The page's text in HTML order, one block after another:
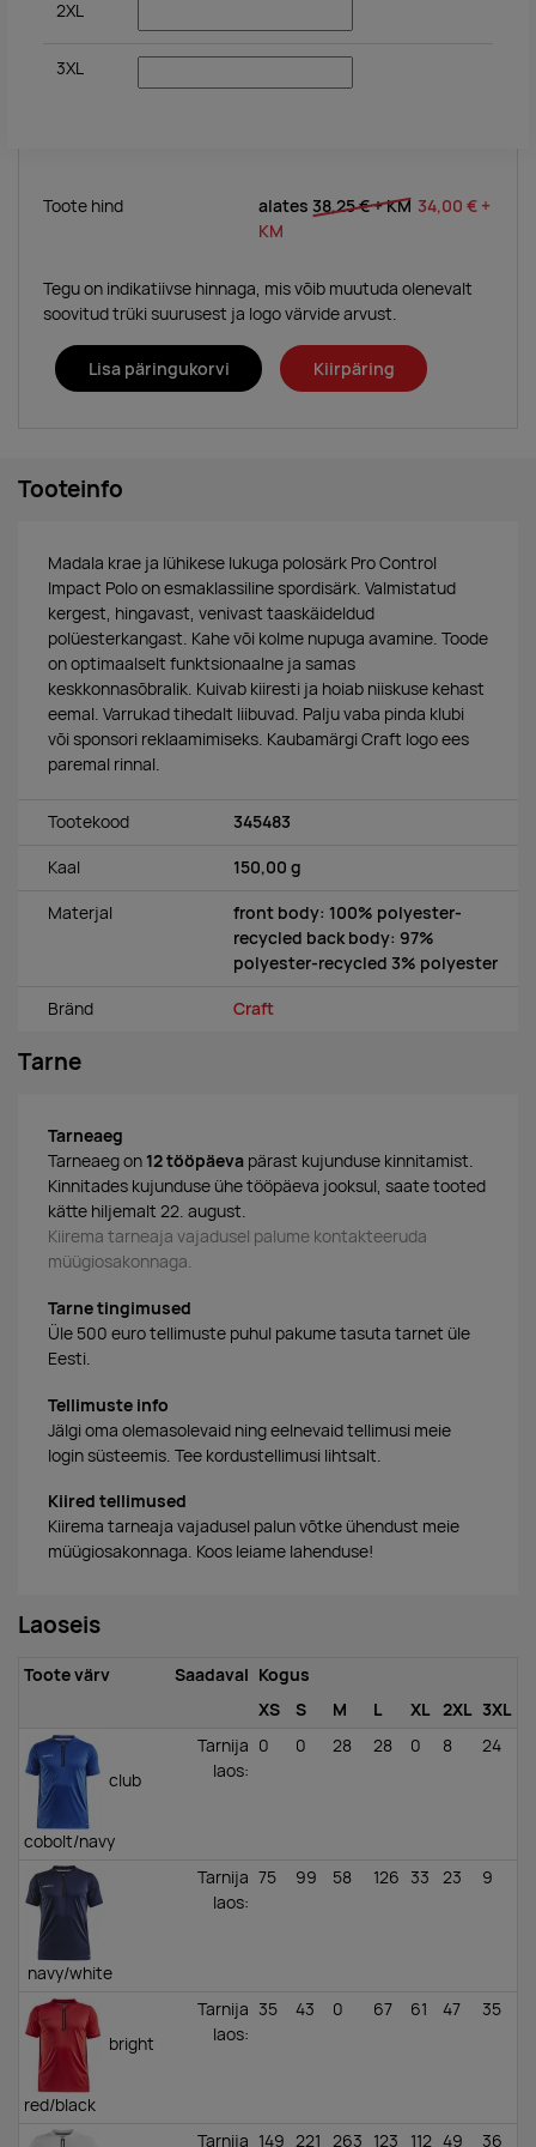
2XL
3XL
Toote hind alates 38,25 €+ KM 34,00 € +
KM
Tegu on indikatiivse hinnaga, mis võib muutuda olenevalt
soovitud trüki suurusest ja logo värvide arvust.
Lisa päringukorvi Kiirpäring
Tooteinfo
Madala krae ja lühikese lukuga polosärk Pro Control
Impact Polo on esmaklassiline spordisärk. Valmistatud
kergest, hingavast, venivast taaskäideldud
polüesterkangast. Kahe või kolme nupuga avamine. Toode
on optimaalselt funktsionaalne ja samas
keskkonnasõbralik. Kuivab kiiresti ja hoiab niiskuse kehast
eemal. Varrukad tihedalt liibuvad. Palju vaba pinda klubi
või sponsori reklaamimiseks. Kaubamärgi Craft logo ees
paremal rinnal.
Tootekood 345483
Kaal 150,00 g
Materjal
front body: 100% polyester-
recycled back body: 97%
polyester-recycled 3% polyester
Bränd Craft
Tarne
Tarneaeg
Tarneaeg on 12 tööpäeva pärast kujunduse kinnitamist.
Kinnitades kujunduse ühe tööpäeva jooksul, saate tooted
kätte hiljemalt 22. august.
Kiirema tarneaja vajadusel palume kontakteeruda
müügiosakonnaga.
Tarne tingimused
Üle 500 euro tellimuste puhul pakume tasuta tarnet üle
Eesti.
Tellimuste info
Jälgi oma olemasolevaid ning eelnevaid tellimusi meie
login süsteemis. Tee kordustellimusi lihtsalt.
Kiired tellimused
Kiirema tarneaja vajadusel palun võtke ühendust meie
müügiosakonnaga. Koos leiame lahenduse!
Laoseis
Toote värv Saadaval Kogus
XS
S M L XL 2XL 3XL
club
cobolt/navy
Tarnija
laos:
0 0 28 28 0 8 24
navy/white
Tarnija
laos:
75 99 58 126 33 23 9
bright
red/black
Tarnija
laos:
35 43 0 67 61 47 35
Tarnija 149 221 263 123 112 49 36